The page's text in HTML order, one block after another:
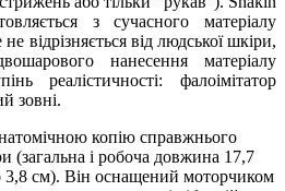
з сучасного матеріалу
відрізняється від людської шкіри,
нанесення матеріалу
реалістичності: фалоімітатор
зовні.
копію справжнього
(загальна і робоча довжина 17,7
3,8 см). Він оснащений моторчиком